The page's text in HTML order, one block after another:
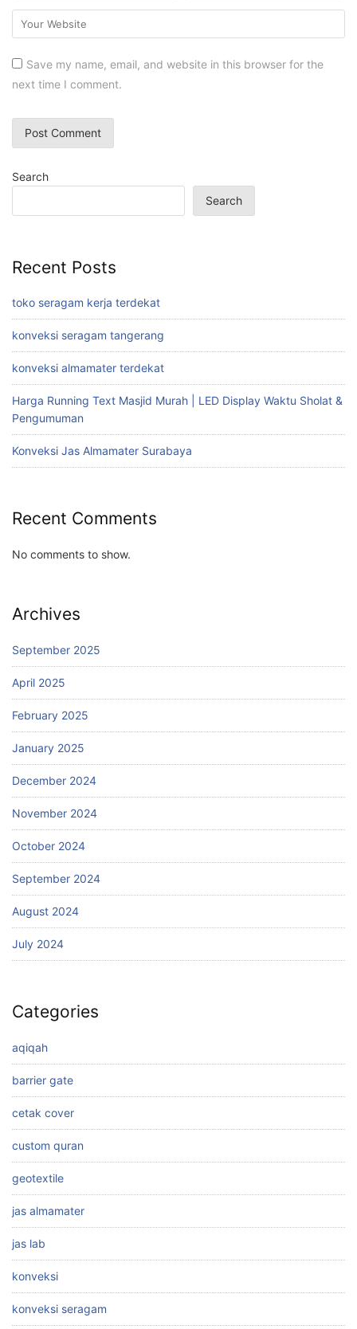
Save my name, email, and website in this browser for the
next time I comment.
Search
Search
Recent Posts
toko seragam kerja terdekat
konveksi seragam tangerang
konveksi almamater terdekat
Harga Running Text Masjid Murah | LED Display Waktu Sholat &
Pengumuman
Konveksi Jas Almamater Surabaya
Recent Comments
No comments to show.
Archives
September 2025
April 2025
February 2025
January 2025
December 2024
November 2024
October 2024
September 2024
August 2024
July 2024
Categories
aqiqah
barrier gate
cetak cover
custom quran
geotextile
jas almamater
jas lab
konveksi
konveksi seragam